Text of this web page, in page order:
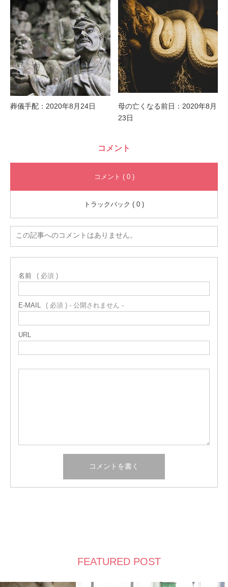
葬儀手配：2020年8月24日
母の亡くなる前日：2020年8月
23日
コメント
コメント ( 0 )
トラックバック ( 0 )
この記事へのコメントはありません。
名前 ( 必須 )
E-MAIL ( 必須 ) - 公開されません -
URL
FEATURED POST